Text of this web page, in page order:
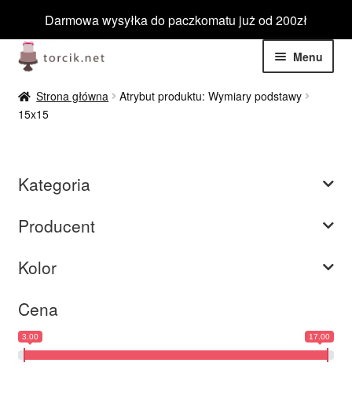
Darmowa wysyłka do paczkomatu już od 200zł
Przejdź
do
nawigacji
Przejdź
do
treści
Menu
Jadalne
Rozwiń
Barwniki spożywcze
Tematyczne
Blog
Wyprzedaż
Nowości
Strona główna
Atrybut produktu: Wymiary podstawy
15x15
Kategoria
Producent
Kolor
Cena
3.00 17.00